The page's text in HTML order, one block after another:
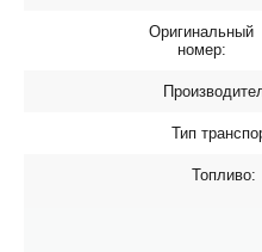
Оригинальный
номер:
Тип
Топливо: